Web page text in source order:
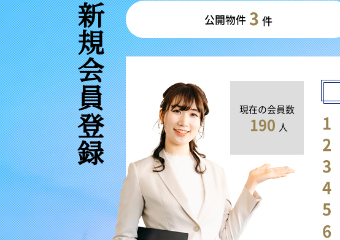
新規会員登録 公開物件 3 件
現在の会員数
190 人